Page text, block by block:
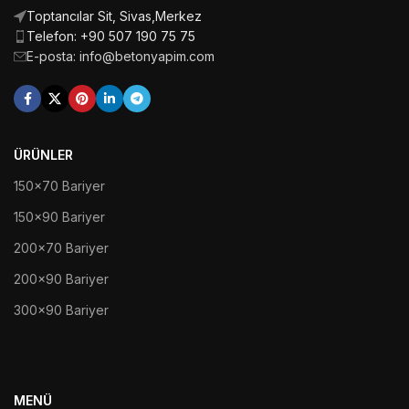
Toptancılar Sit, Sivas,Merkez
Telefon: +90 507 190 75 75
E-posta: info@betonyapim.com
ÜRÜNLER
150x70 Bariyer
150x90 Bariyer
200x70 Bariyer
200x90 Bariyer
300x90 Bariyer
MENÜ